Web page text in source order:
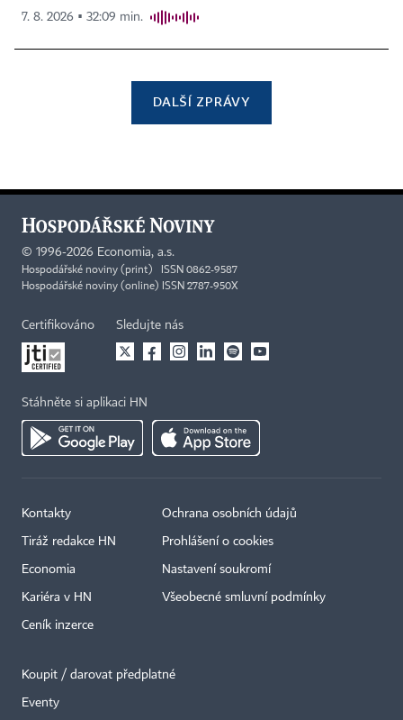
7. 8. 2026 ▪ 32:09 min.
DALŠÍ ZPRÁVY
© 1996-2026 Economia, a.s.
Hospodářské noviny (print) ISSN 0862-9587
Hospodářské noviny (online) ISSN 2787-950X
Certifikováno Sledujte nás
Stáhněte si aplikaci HN
Kontakty
Tiráž redakce HN
Economia
Kariéra v HN
Ceník inzerce
Ochrana osobních údajů
Prohlášení o cookies
Nastavení soukromí
Všeobecné smluvní podmínky
Koupit / darovat předplatné
Eventy